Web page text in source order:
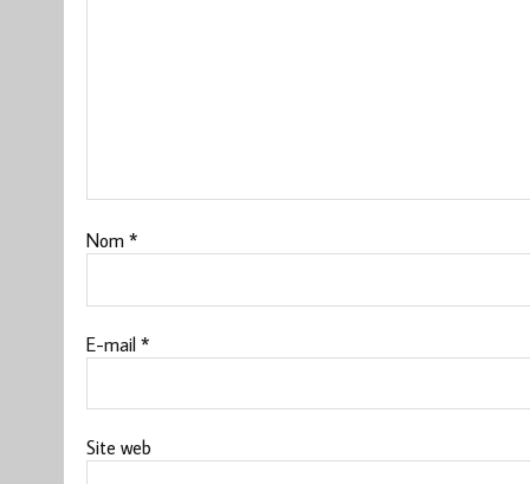
Nom *
E-mail *
Site web